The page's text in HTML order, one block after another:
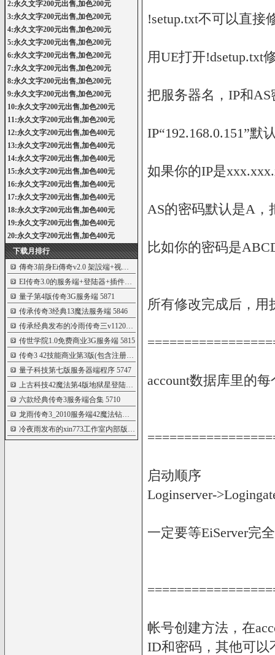
2:永久文字200元出售,加色200元
3:永久文字200元出售,加色200元
4:永久文字200元出售,加色200元
5:永久文字200元出售,加色200元
6:永久文字200元出售,加色200元
7:永久文字200元出售,加色200元
8:永久文字200元出售,加色200元
9:永久文字200元出售,加色200元
10:永久文字200元出售,加色200元
11:永久文字200元出售,加色200元
12:永久文字200元出售,加色400元
13:永久文字200元出售,加色400元
14:永久文字200元出售,加色400元
15:永久文字200元出售,加色400元
16:永久文字200元出售,加色400元
17:永久文字200元出售,加色400元
18:永久文字200元出售,加色400元
19:永久文字200元出售,加色400元
20:永久文字200元出售,加色400元
下载月排行
傳奇3前身Ei傳奇v2.0 架設端+视频教程[親測
EI传奇3.0的服务端+登陆器+插件+客户端
量子第4版传奇3G服务端5871
传承传奇3经典13魔法服务端5846
传承经典发布的冷雨传奇三v1120第二版
传世学院1.0免费商业3G服务端5815
传奇3 42技能商业第3版(包含注册机_商业登
量子科技第七版服务器端程序5747
上古科技42魔法第4版地狱星登陆器+正版注
5719
六款经典传奇3服务端合集5710
龙雨传奇3_2010服务端42魔法钻石消费+钓鱼
冷夜雨发布的xin773工作室内部版
5670
!setup.txt不可以直接
用UE打开!dsetup.txt
把服务器名，IP和
IP“192.168.0.151”
如果你的IP是
AS的密码默认是A，
比如你的密码是
所有修改完成后，用
account数据库里的
启动顺序
Loginserver-
一定要等EiServer完
帐号创建方法，在
ID和密码，其他可以